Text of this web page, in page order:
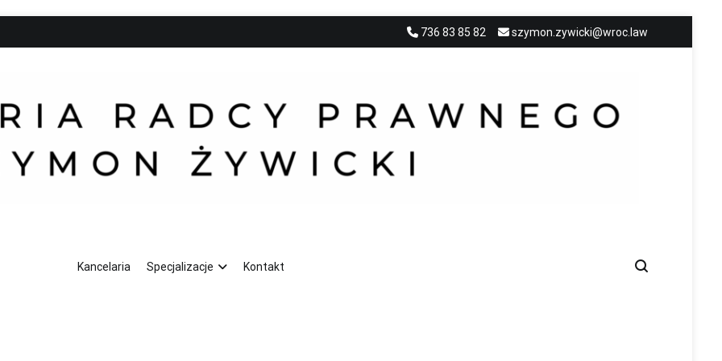
736 83 85 82 szymon.zywicki@wroc.law
Kancelaria
Specjalizacje Kontakt